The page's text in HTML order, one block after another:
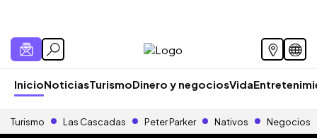
InicioNoticiasTurismoDinero y negociosVida
Turismo Las Cascadas Peter Parker Nativos Negocios